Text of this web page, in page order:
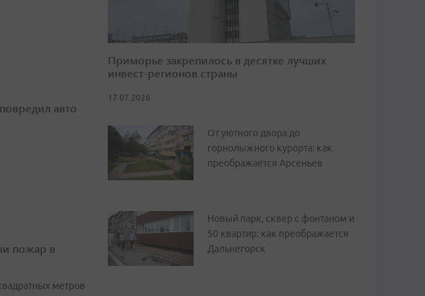
авто
пожар в
метров
Приморье закрепилось в десятке лучших
инвест-регионов страны
17.07.2026
От уютного двора до
горнолыжного курорта: как
преображается Арсеньев
Новый парк, сквер с фонтаном и
50 квартир: как преображается
Дальнегорск